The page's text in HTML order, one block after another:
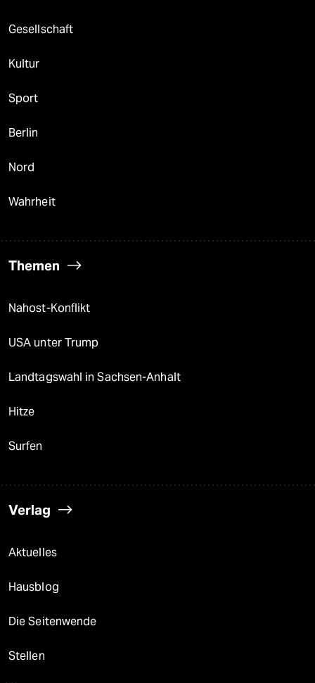
Gesellschaft
Kultur
Sport
Berlin
Nord
Wahrheit
Themen
Nahost-Konflikt
USA unter Trump
Landtagswahl in Sachsen-Anhalt
Hitze
Surfen
Verlag
Aktuelles
Hausblog
Die Seitenwende
Stellen